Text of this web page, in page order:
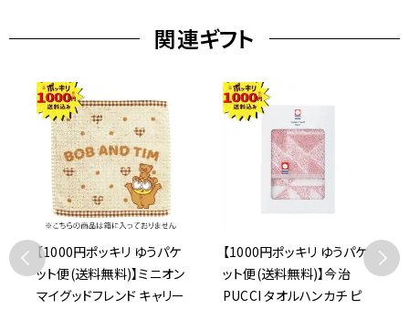
関連ギフト
【1000円ポッキリ ゆうパケ
ット便(送料無料)】ミニオン
マイグッドフレンド キャリー
【1000円ポッキリ ゆうパケ
ット便(送料無料)】今治
PUCCI タオルハンカチ ピ